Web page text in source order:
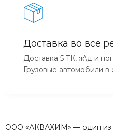
Доставка во все
Доставка 5 ТК, ж\д и
Грузовые автомобили в
ООО «АКВАХИМ» — один из